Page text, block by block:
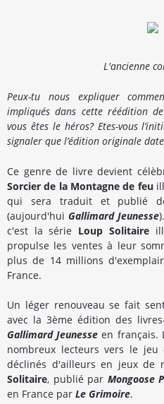
L'ancienne
Peux-tu nous expliquer
impliqués dans cette réédition
vous êtes le héros? Etes-vous
signaler que l’édition originale
Ce genre de livre devient
Sorcier de la Montagne de feu
qui sera traduit et publié
(aujourd'hui Gallimard Jeunesse
c'est la série Loup Solitaire
propulse les ventes à leur
plus de 14 millions
France.
Un léger renouveau se fait
avec la 3ème édition des
Gallimard Jeunesse en français.
nombreux lecteurs vers le
déclinés d'ailleurs en jeux de
Solitaire, publié par Mongoose
en France par Le Grimoire.